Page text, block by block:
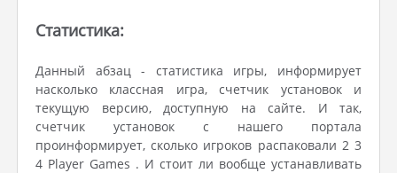
Статистика:
Данный абзац - статистика игры, информирует
насколько классная игра, счетчик установок и
текущую версию, доступную на сайте. И так,
счетчик установок с нашего портала
проинформирует, сколько игроков распаковали 2 3
4 Player Games . И стоит ли вообще устанавливать